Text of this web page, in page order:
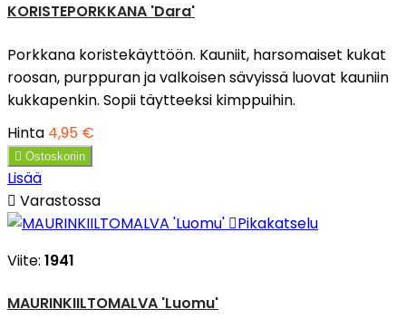
KORISTEPORKKANA 'Dara'
Porkkana koristekäyttöön. Kauniit, harsomaiset kukat
roosan, purppuran ja valkoisen sävyissä luovat kauniin
kukkapenkin. Sopii täytteeksi kimppuihin.
Hinta 4,95 €
 Ostoskoriin
Lisää
 Varastossa
Pikakatselu
Viite: 1941
MAURINKIILTOMALVA 'Luomu'